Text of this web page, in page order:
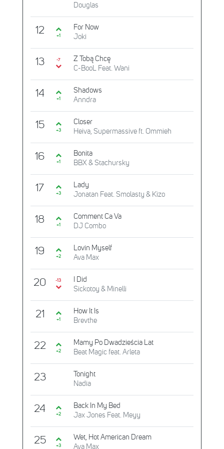
Douglas
12 +1
For Now
Joki
13 -7
Z Tobą Chcę
C-BooL Feat. Wani
14 +1
Shadows
Anndra
15 +3
Closer
Heiva, Supermassive ft. Ommieh
16 +1
Bonita
BBX & Stachursky
17 +3
Lady
Jonatan Feat. Smolasty & Kizo
18 +1
Comment Ca Va
DJ Combo
19 +2
Lovin Myself
Ava Max
20 -13
I Did
Sickotoy & Minelli
21 +1
How It Is
Brevthe
22 +2
Mamy Po Dwadzieścia Lat
Beat Magic feat. Arleta
23
Tonight
Nadia
24 +2
Back In My Bed
Jax Jones Feat. Meyy
25 +3
Wet, Hot American Dream
Ava Max